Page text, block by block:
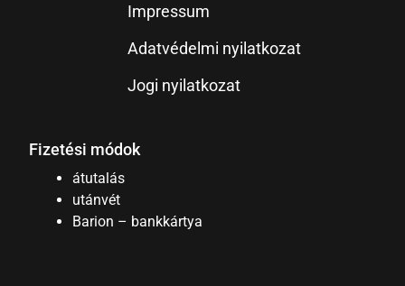
Impressum
Adatvédelmi nyilatkozat
Jogi nyilatkozat
Fizetési módok
átutalás
utánvét
Barion – bankkártya